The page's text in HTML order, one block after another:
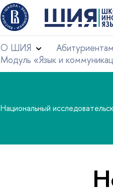
О ШИЯ Абитуриентам
Модуль «Язык и
Национальный